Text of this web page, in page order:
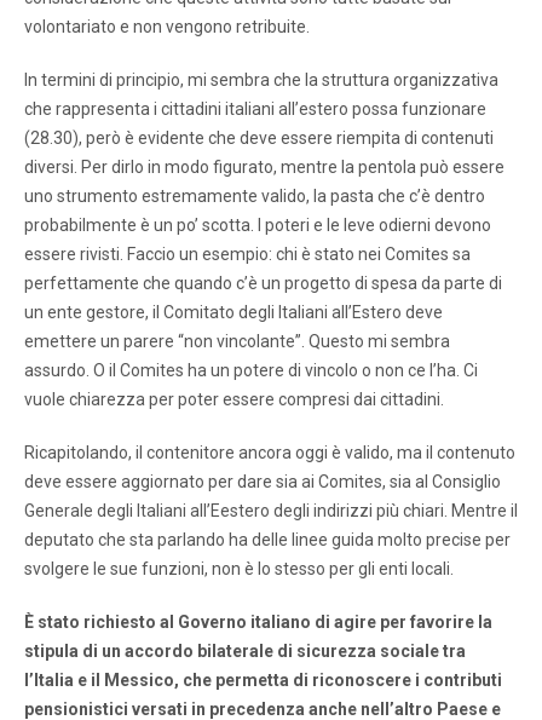
volontariato e non vengono retribuite.
In termini di principio, mi sembra che la struttura organizzativa
che rappresenta i cittadini italiani all’estero possa funzionare
(28.30), però è evidente che deve essere riempita di contenuti
diversi. Per dirlo in modo figurato, mentre la pentola può essere
uno strumento estremamente valido, la pasta che c’è dentro
probabilmente è un po’ scotta. I poteri e le leve odierni devono
essere rivisti. Faccio un esempio: chi è stato nei Comites sa
perfettamente che quando c’è un progetto di spesa da parte di
un ente gestore, il Comitato degli Italiani all’Estero deve
emettere un parere “non vincolante”. Questo mi sembra
assurdo. O il Comites ha un potere di vincolo o non ce l’ha. Ci
vuole chiarezza per poter essere compresi dai cittadini.
Ricapitolando, il contenitore ancora oggi è valido, ma il contenuto
deve essere aggiornato per dare sia ai Comites, sia al Consiglio
Generale degli Italiani all’Eestero degli indirizzi più chiari. Mentre il
deputato che sta parlando ha delle linee guida molto precise per
svolgere le sue funzioni, non è lo stesso per gli enti locali.
È stato richiesto al Governo italiano di agire per favorire la
stipula di un accordo bilaterale di sicurezza sociale tra
l’Italia e il Messico, che permetta di riconoscere i contributi
pensionistici versati in precedenza anche nell’altro Paese e